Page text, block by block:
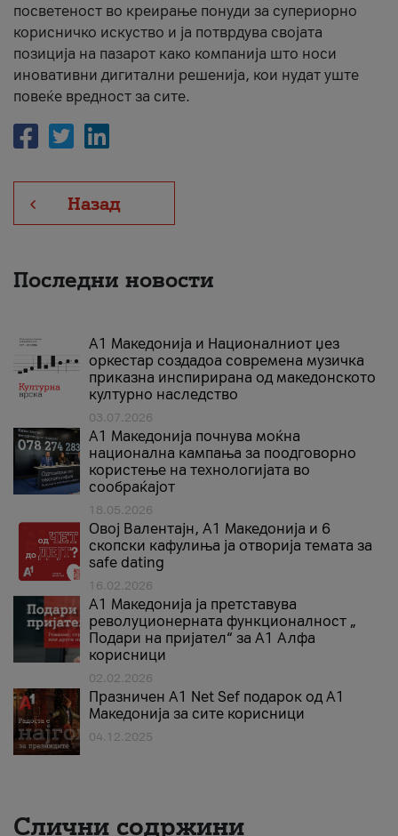
посветеност во креирање понуди за супериорно
корисничко искуство и ја потврдува својата
позиција на пазарот како компанија што носи
иновативни дигитални решенија, кои нудат уште
повеќе вредност за сите.
Назад
Последни новости
А1 Македонија и Националниот џез
оркестар создадоа современа музичка
приказна инспирирана од македонското
културно наследство
03.07.2026
A1 Македонија почнува моќна
национална кампања за поодговорно
користење на технологијата во
сообраќајот
18.05.2026
Овој Валентајн, A1 Македонија и 6
скопски кафулиња ја отворија темата за
safe dating
16.02.2026
А1 Македонија ја претставува
револуционерната функционалност „
Подари на пријател“ за А1 Алфа
корисници
02.02.2026
Празничен A1 Net Sеf подарок од А1
Македонија за сите корисници
04.12.2025
Слични содржини